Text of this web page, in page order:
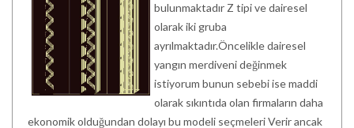
bulunmaktadır Z tipi ve dairesel
olarak iki gruba
ayrılmaktadır.Öncelikle dairesel
yangın merdiveni değinmek
istiyorum bunun sebebi ise maddi
olarak sıkıntıda olan firmaların daha
ekonomik olduğundan dolayı bu modeli seçmeleri Verir ancak